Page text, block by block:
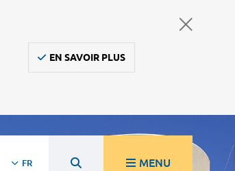
EN SAVOIR PLUS
FR MENU